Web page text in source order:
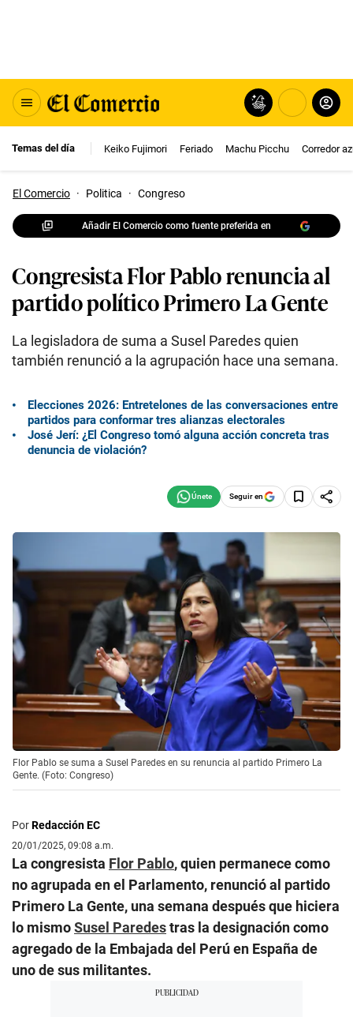
Temas del día Keiko Fujimori Feriado Machu Picchu Corredor
El Comercio · Politica · Congreso
Añadir El Comercio como fuente preferida en
Congresista Flor Pablo renuncia al
partido político Primero La Gente
La legisladora de suma a Susel Paredes quien
también renunció a la agrupación hace una semana.
Elecciones 2026: Entretelones de las conversaciones entre
partidos para conformar tres alianzas electorales
José Jerí: ¿El Congreso tomó alguna acción concreta tras
denuncia de violación?
Seguir en
Flor Pablo se suma a Susel Paredes en su renuncia al partido Primero La
Gente. (Foto: Congreso)
PorRedacción EC
20/01/2025, 09:08 a.m.
La congresista Flor Pablo, quien permanece como
no agrupada en el Parlamento, renunció al partido
Primero La Gente, una semana después que hiciera
lo mismoSusel Paredestras la designación como
agregado de la Embajada del Perú en España de
uno de sus militantes.